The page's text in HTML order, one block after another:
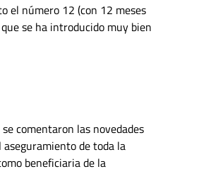
el número 12 (con 12 meses
se ha introducido muy bien
comentaron las novedades
de toda la
beneficiaria de la